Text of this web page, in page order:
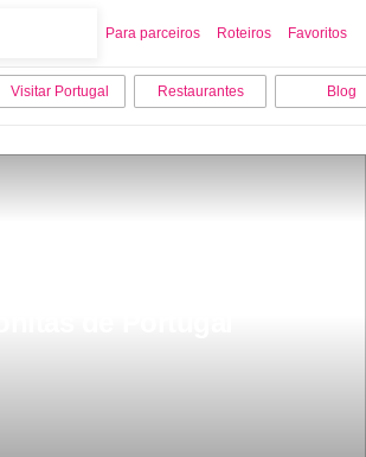
Para parceiros Roteiros Favoritos
Visitar Portugal Restaurantes Blog